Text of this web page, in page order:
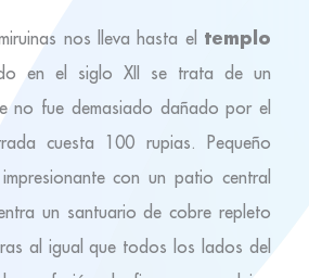
nos lleva hasta el templo
en el siglo XII se trata de un
no fue demasiado dañado por el
cuesta 100 rupias. Pequeño
con un patio central
un santuario de cobre repleto
al igual que todos los lados del